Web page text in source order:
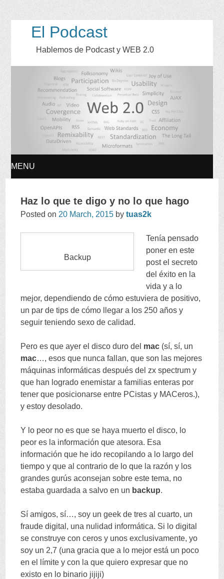
El Podcast
Hablemos de Podcast y WEB 2.0
MENU
TO
Haz lo que te digo y no lo que hago
Posted on 20 March, 2015 by tuas2k
Backup
Tenía pensado
poner en este
post el secreto
del éxito en la
vida y a lo
mejor,dependiendo de cómo estuviera de positivo,
un par de tips de cómo llegar a los 250años y
seguir teniendo sexo de calidad.
Pero es que ayer el disco duro del mac (sí,sí, un
mac…,esos que nunca fallan,que son las mejores
máquinas informáticas después del zx spectrum y
que han logrado enemistar a familias enteras por
tener que posicionarse entre PCistas y MACeros.),
y estoy desolado.
Y lo peor no es que se haya muerto el disco, lo
peor es la información que atesora. Esa
información que he ido recopilando a lo largo del
tiempo y que al contrario de lo que la razón y los
grandes gurús aconsejan sobre este tema, no
estaba guardada a salvo en un backup.
Sí amigos,sí…,soy un geek de tres al cuarto, un
fraude digital , una nulidad informática. Si lo digital
se construye con ceros y unos exclusivamente,yo
soy un 2,7 (una gracia que a lo mejor está un poco
en el límite y con la que quiero expresar que no
existo en lo binario jijiji)